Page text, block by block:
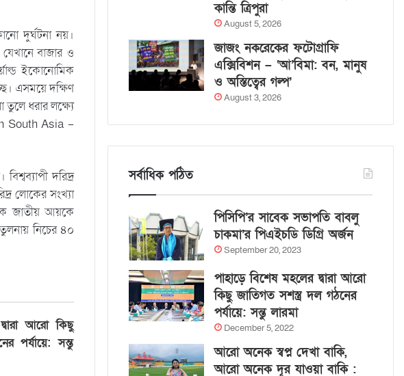
দুর্ঘটনা নয়।
বাজার ও
ইকোনোমিক
এসময়ে দক্ষিণ
ধরার লক্ষ্যে
South Asia –
দরিদ্র
লোকের সংখ্যা
জাতীয় আয়কে
নিচের ৪০
আরো কিছু
পর্যায়ে: সন্তু
কান্তি ত্রিপুরা
August 5, 2026
জাজং নকরেকের ফটোগ্রাফি
এক্সিবিশন – ‘আ’বিমা: বন, মানুষ
ও অস্তিত্বের গল্প’
August 3, 2026
সর্বাধিক পঠিত
পিসিপি’র সাবেক সভাপতি বাবলু
চাকমা’র পিএইচডি ডিগ্রি অর্জন
September 20, 2023
পাহাড়ে বিশেষ মহলের দ্বারা আরো
কিছু জাতিগত সশস্ত্র দল গঠনের
পর্যায়ে: সন্তু লারমা
December 5, 2022
আরো অনেক স্বপ্ন দেখা বাকি,
আরো অনেক দূর যাওয়া বাকি :